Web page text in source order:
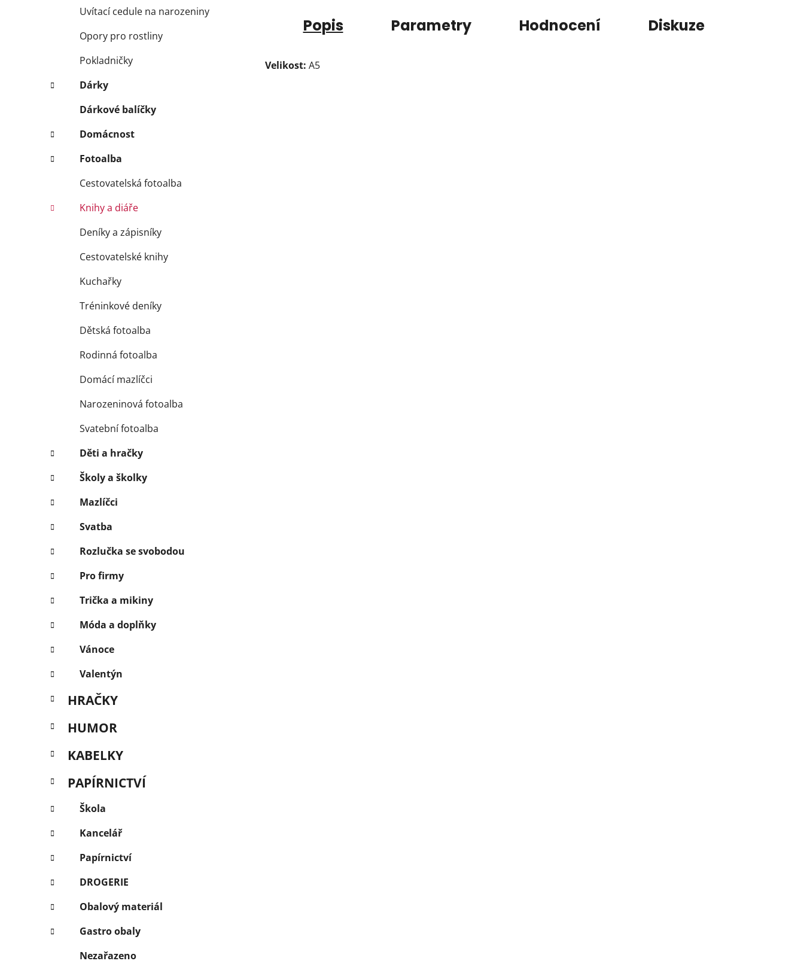
Uvítací cedule na narozeniny
Opory pro rostliny
Pokladničky
Dárky
Dárkové balíčky
Domácnost
Fotoalba
Cestovatelská fotoalba
Knihy a diáře
Deníky a zápisníky
Cestovatelské knihy
Kuchařky
Tréninkové deníky
Dětská fotoalba
Rodinná fotoalba
Domácí mazlíčci
Narozeninová fotoalba
Svatební fotoalba
Děti a hračky
Školy a školky
Mazlíčci
Svatba
Rozlučka se svobodou
Pro firmy
Trička a mikiny
Móda a doplňky
Vánoce
Valentýn
HRAČKY
HUMOR
KABELKY
PAPÍRNICTVÍ
Škola
Kancelář
Papírnictví
DROGERIE
Obalový materiál
Gastro obaly
Nezařazeno
Popis Parametry Hodnocení Diskuze
Velikost: A5